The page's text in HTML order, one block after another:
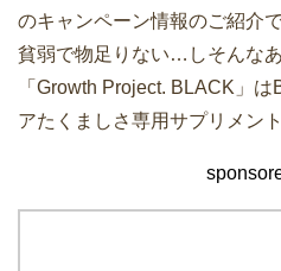
のキャンペーン情報のご紹介で
貧弱で物足りない…しそんなあ
「Growth Project. BLACK」
アたくましさ専用サプリメント